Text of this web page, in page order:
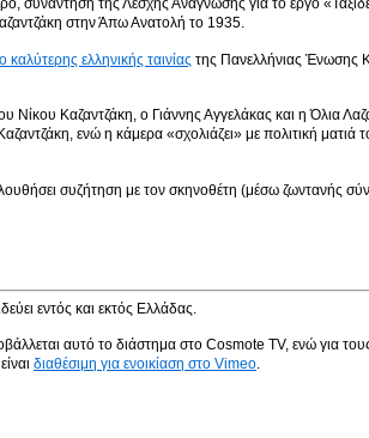
συνάντηση της Λέσχης Ανάγνωσης για το έργο
στην Άπω Ανατολή το 1935.
καλύτερης ελληνικής ταινίας της Πανελλήνιας Ένωσης
Νίκου Καζαντζάκη, ο Γιάννης Αγγελάκας και η Όλια
ενώ η κάμερα «σχολιάζει» με πολιτική
συζήτηση με τον σκηνοθέτη (μέσω ζωντανής
εντός και εκτός Ελλάδας.
αυτό το διάστημα στο Cosmote TV, ενώ για
διαθέσιμη για ενοικίαση στο Vimeo.